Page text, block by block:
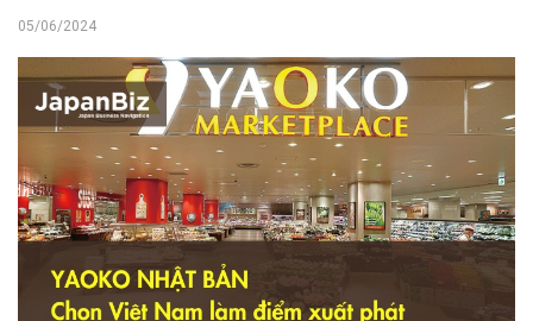
05/06/2024